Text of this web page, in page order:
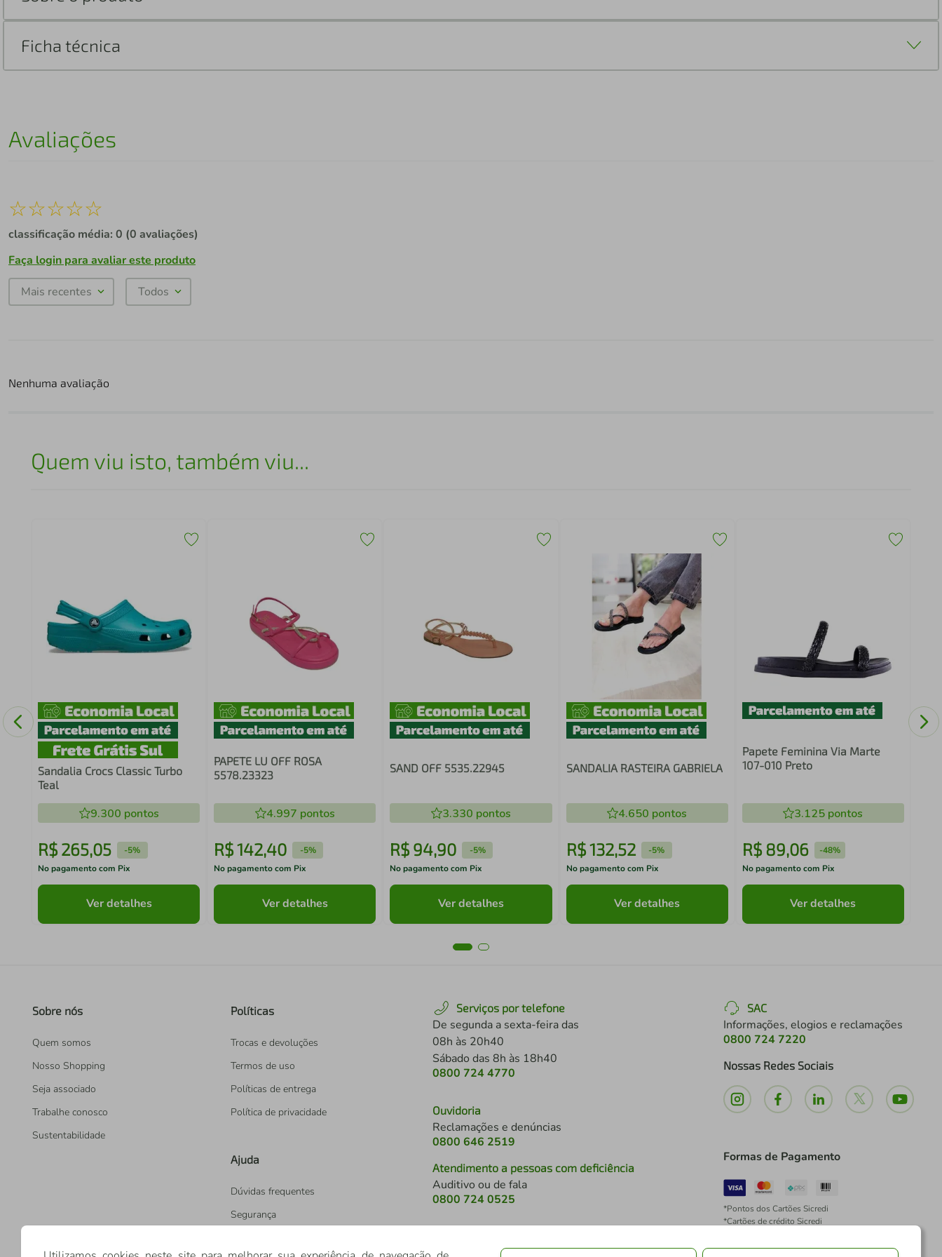
Ficha técnica
Avaliações
☆☆☆☆☆
classificação média: 0 (0 avaliações)
Faça login para avaliar este produto
Mais recentes Todos
Nenhuma avaliação
Quem viu isto, também viu...
Sandalia Crocs Classic Turbo
Teal
9.300 pontos
R$ 265,05 -5%
No pagamento com Pix
Ver detalhes
PAPETE LU OFF ROSA
5578.23323
4.997 pontos
R$142,40 -5%
No pagamento com Pix
Ver detalhes
SAND OFF 5535.22945
3.330 pontos
R$94,90 -5%
No pagamento com Pix
Ver detalhes
SANDALIA RASTEIRA GABRIELA
4.650 pontos
R$132,52 -5%
No pagamento com Pix
Ver detalhes
Papete Feminina Via Marte
107-010 Preto
3.125 pontos
R$ 89,06 -48%
No pagamento com Pix
Ver detalhes
Sobre nós
Quem somos
Nosso Shopping
Seja associado
Trabalhe conosco
Sustentabilidade
Políticas
Trocas e devoluções
Termos de uso
Políticas de entrega
Política de privacidade
Ajuda
Dúvidas frequentes
Segurança
Serviços por telefone
De segunda a sexta-feira das
08h às 20h40
Sábado das 8h às 18h40
0800 724 4770
Ouvidoria
Reclamações e denúncias
0800 646 2519
Atendimento a pessoas com deficiência
Auditivo ou de fala
0800 724 0525
SAC
Informações, elogios e reclamações
0800 724 7220
Nossas Redes Sociais
Formas de Pagamento
*Pontos dos Cartões Sicredi
*Cartões de crédito Sicredi
*É vedada a cobrança de preço superior, valor ou